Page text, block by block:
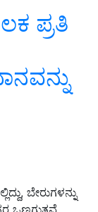
ಪ್ರತಿ
ಬೇರುಗಳನ್ನು